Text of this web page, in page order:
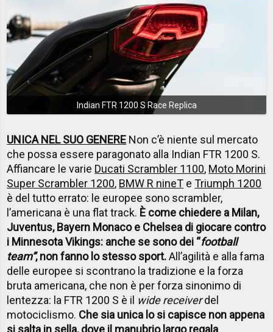
Indian FTR 1200 S Race Replica
UNICA NEL SUO GENERE Non c’è niente sul mercato
che possa essere paragonato alla Indian FTR 1200 S.
Affiancare le varie Ducati Scrambler 1100, Moto Morini
Super Scrambler 1200, BMW R nineT eTriumph 1200
è del tutto errato: le europee sono scrambler,
l’americana è una flat track. È come chiedere a Milan,
Juventus, Bayern Monaco e Chelsea di giocare contro
i Minnesota Vikings: anche se sono dei “football
team”, non fanno lo stesso sport.All’agilità e alla fama
delle europee si scontrano la tradizione e la forza
bruta americana, che non è per forza sinonimo di
lentezza: la FTR 1200 S è il wide receiverdel
motociclismo. Che sia unica lo si capisce non appena